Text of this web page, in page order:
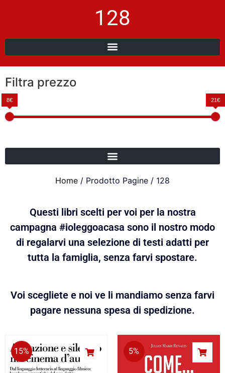
128
Filtra prezzo
8€ 21€
Home / Prodotto Pagine / 128
Questi libri scelti per voi per la nostra
campagna #ioleggoacasa sono il nostro modo
di regalarvi una selezione di testi adatti per
tutta la famiglia, senza farvi spostare.
Voi scegliete e noi ve li mandiamo senza farvi
pagare nessuna spesa di spedizione.
15% 5%